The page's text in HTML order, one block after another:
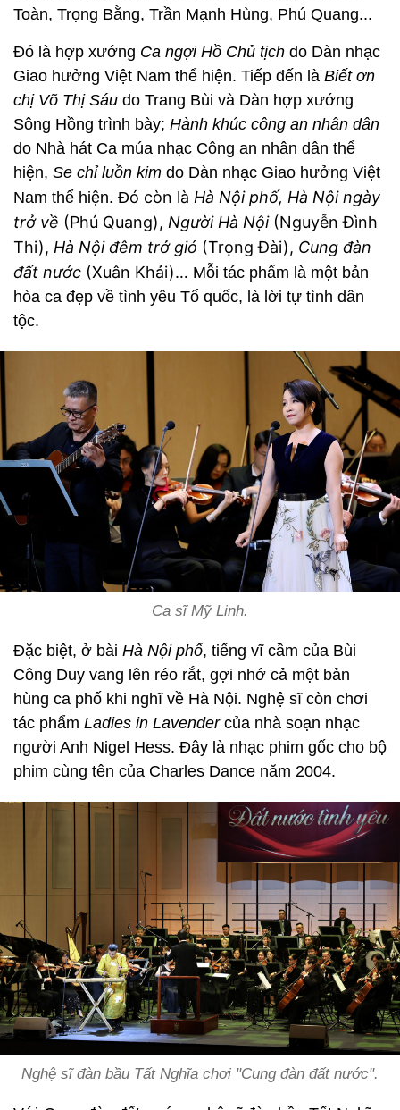
Toàn, Trọng Bằng, Trần Mạnh Hùng, Phú Quang...
Đó là hợp xướng Ca ngợi Hồ Chủ tịch do Dàn nhạc
Giao hưởng Việt Nam thể hiện. Tiếp đến là Biết ơn
chị Võ Thị Sáu do Trang Bùi và Dàn hợp xướng
Sông Hồng trình bày; Hành khúc công an nhân dân
do Nhà hát Ca múa nhạc Công an nhân dân thể
hiện, Se chỉ luồn kim do Dàn nhạc Giao hưởng Việt
Nam thể hiện. Đó còn là Hà Nội phố, Hà Nội ngày
trở về (Phú Quang), Người Hà Nội(Nguyễn Đình
Thi), Hà Nội đêm trở gió (Trọng Đài), Cung đàn
đất nước (Xuân Khải)… Mỗi tác phẩm là một bản
hòa ca đẹp về tình yêu Tổ quốc, là lời tự tình dân
tộc.
Ca sĩ Mỹ Linh.
Đặc biệt, ở bài Hà Nội phố, tiếng vĩ cầm của Bùi
Công Duy vang lên réo rắt, gợi nhớ cả một bản
hùng ca phố khi nghĩ về Hà Nội. Nghệ sĩ còn chơi
tác phẩm Ladies in Lavendercủa nhà soạn nhạc
người Anh Nigel Hess. Đây là nhạc phim gốc cho bộ
phim cùng tên của Charles Dance năm 2004.
Nghệ sĩ đàn bầu Tất Nghĩa chơi "Cung đàn đất nước".